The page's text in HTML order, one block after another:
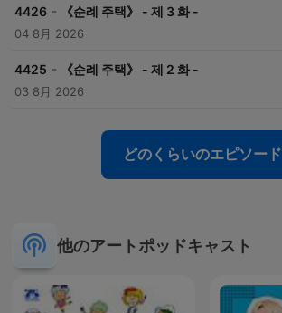
4426 - 《순례 주택》 - 제 3 화 -
04 8月 2026
4425 - 《순례 주택》 - 제 2 화 -
03 8月 2026
どのくらいのエピソード
他のアートポッドキャスト